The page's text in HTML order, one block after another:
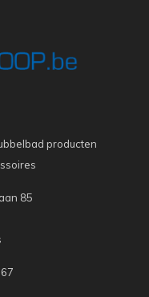
producten
85